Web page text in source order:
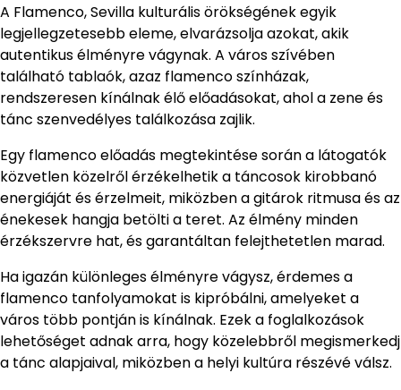
A Flamenco, Sevilla kulturális örökségének egyik
legjellegzetesebb eleme, elvarázsolja azokat, akik
autentikus élményre vágynak. A város szívében
található tablaók, azaz flamenco színházak,
rendszeresen kínálnak élő előadásokat, ahol a zene és
tánc szenvedélyes találkozása zajlik.
Egy flamenco előadás megtekintése során a látogatók
közvetlen közelről érzékelhetik a táncosok kirobbanó
energiáját és érzelmeit, miközben a gitárok ritmusa és az
énekesek hangja betölti a teret. Az élmény minden
érzékszervre hat, és garantáltan felejthetetlen marad.
Ha igazán különleges élményre vágysz, érdemes a
flamenco tanfolyamokat is kipróbálni, amelyeket a
város több pontján is kínálnak. Ezek a foglalkozások
lehetőséget adnak arra, hogy közelebbről megismerkedj
a tánc alapjaival, miközben a helyi kultúra részévé válsz.